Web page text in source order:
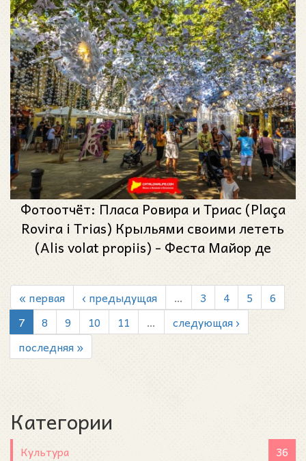
Фотоотчёт: Пласа Ровира и Триас (Plaça
Rovira i Trias) Крыльями своими лететь
(Alis volat propiis) - Феста Майор де
« первая ‹ предыдущая … 3 4 5
6
7
8 9 10 11 …
следующая ›
последняя »
Категории
Культура
36